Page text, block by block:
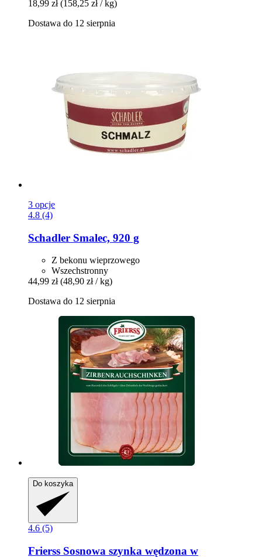
18,99 zł (158,25 zł / kg)
Dostawa do 12 sierpnia
3 opcje
4.8 (4)
Schadler Smalec, 920 g
Z bekonu wieprzowego
Wszechstronny
44,99 zł (48,90 zł / kg)
Dostawa do 12 sierpnia
Do koszyka
4.6 (5)
Frierss Sosnowa szynka wędzona w